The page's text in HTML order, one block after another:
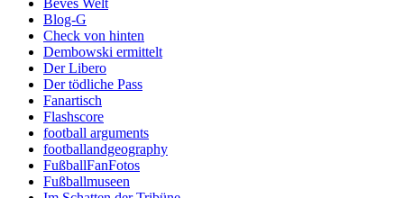
Blog-G
Check von hinten
Dembowski ermittelt
Der Libero
Der tödliche Pass
Fanartisch
Flashscore
football arguments
footballandgeography
FußballFanFotos
Fußballmuseen